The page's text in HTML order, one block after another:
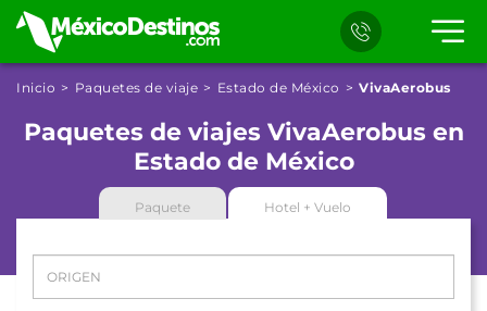
Inicio Paquetes de viaje Estado de México VivaAerobus
Paquetes de viajes VivaAerobus en
Estado de México
Paquete Hotel + Vuelo